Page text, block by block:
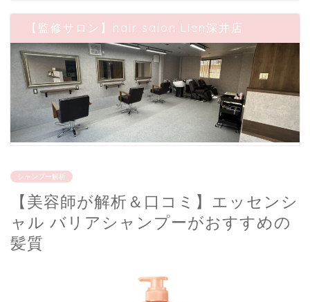
【監修サロン】hair salon Lien深井店
シャンプー解析
【美容師が解析＆口コミ】エッセンシ
ャル バリアシャンプーがおすすめの
髪質